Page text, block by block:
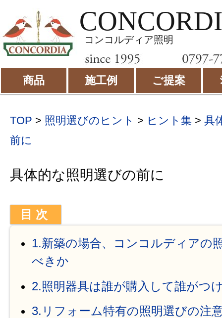
コンコルディア照明
商品 施工例 ご提案
TOP > 照明選びのヒント > ヒント集 > 具
前に
具体的な照明選びの前に
1.新築の場合、コンコルディアの
べきか
2.照明器具は誰が購入して誰がつ
3.リフォーム特有の照明選びの注